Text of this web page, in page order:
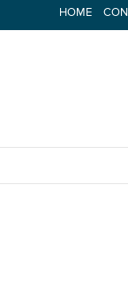
naar
HOME